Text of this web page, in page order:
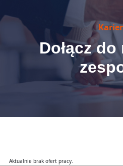
Dołącz
Aktualnie brak ofert pracy.